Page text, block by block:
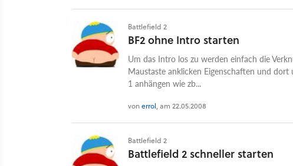
Battlefield 2
BF2 ohne Intro starten
Um das Intro los zu werden einfach die
Maustaste anklicken Eigenschaften und
1 anhängen wie zb...
vonerrol, am 22.05.2008
Battlefield 2
Battlefield 2 schneller starten